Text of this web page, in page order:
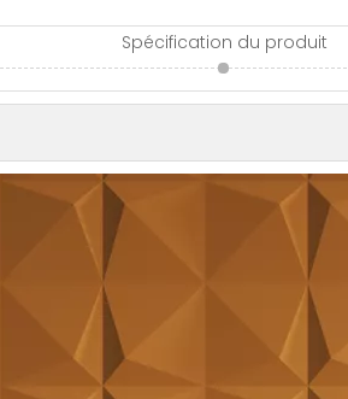
Spécification du produit